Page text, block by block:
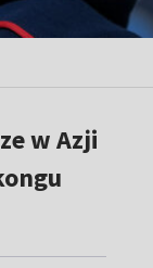
w Azji